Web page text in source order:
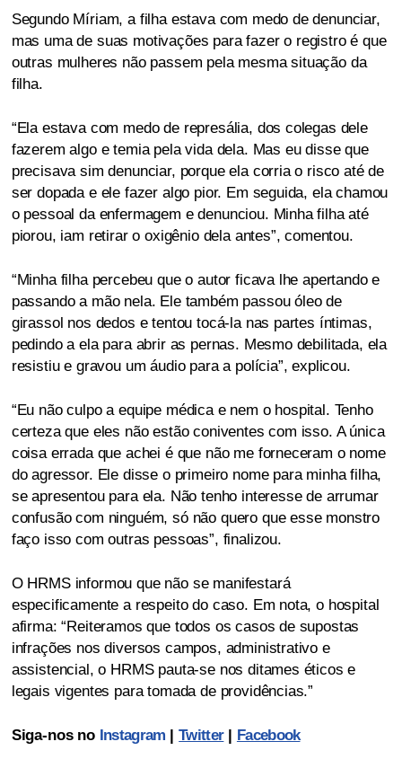
Segundo Míriam, a filha estava com medo de denunciar,
mas uma de suas motivações para fazer o registro é que
outras mulheres não passem pela mesma situação da
filha.
“Ela estava com medo de represália, dos colegas dele
fazerem algo e temia pela vida dela. Mas eu disse que
precisava sim denunciar, porque ela corria o risco até de
ser dopada e ele fazer algo pior. Em seguida, ela chamou
o pessoal da enfermagem e denunciou. Minha filha até
piorou, iam retirar o oxigênio dela antes”, comentou.
“Minha filha percebeu que o autor ficava lhe apertando e
passando a mão nela. Ele também passou óleo de
girassol nos dedos e tentou tocá-la nas partes íntimas,
pedindo a ela para abrir as pernas. Mesmo debilitada, ela
resistiu e gravou um áudio para a polícia”, explicou.
“Eu não culpo a equipe médica e nem o hospital. Tenho
certeza que eles não estão coniventes com isso. A única
coisa errada que achei é que não me forneceram o nome
do agressor. Ele disse o primeiro nome para minha filha,
se apresentou para ela. Não tenho interesse de arrumar
confusão com ninguém, só não quero que esse monstro
faço isso com outras pessoas”, finalizou.
O HRMS informou que não se manifestará
especificamente a respeito do caso. Em nota, o hospital
afirma: “Reiteramos que todos os casos de supostas
infrações nos diversos campos, administrativo e
assistencial, o HRMS pauta-se nos ditames éticos e
legais vigentes para tomada de providências.”
Siga-nos no Instagram |Twitter| Facebook